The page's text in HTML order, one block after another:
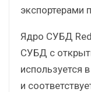
экспортерами
Ядро СУБД
СУБД с
используется
и